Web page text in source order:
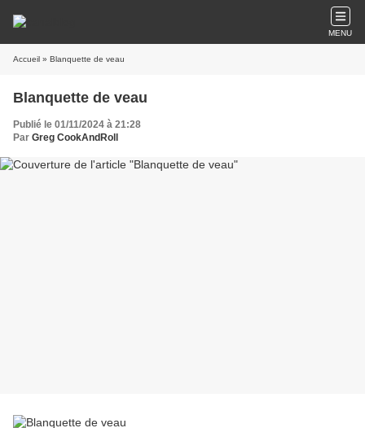
MENU
Accueil » Blanquette de veau
Blanquette de veau
Publié le 01/11/2024 à 21:28
Par Greg CookAndRoll